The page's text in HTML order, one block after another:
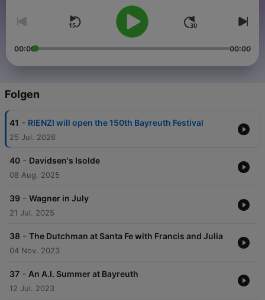
00:00 00:00
Folgen
41 - RIENZI will open the 150th Bayreuth Festival
25 Jul. 2026
40 - Davidsen's Isolde
08 Aug. 2025
39 - Wagner in July
21 Jul. 2025
38 - The Dutchman at Santa Fe with Francis and Julia
04 Nov. 2023
37 - An A.I. Summer at Bayreuth
12 Jul. 2023